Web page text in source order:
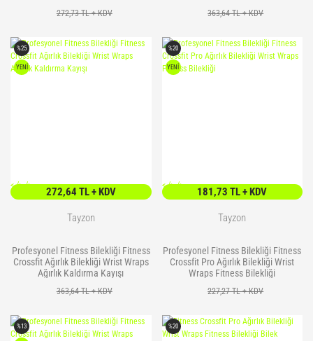
272,73 TL + KDV 363,64 TL + KDV
%25
YENİ
</> />
272,64 TL + KDV
Tayzon
Profesyonel Fitness Bilekliği Fitness
Crossfit Ağırlık Bilekliği Wrist Wraps
Ağırlık Kaldırma Kayışı
363,64 TL + KDV
%20
YENİ
</> />
181,73 TL + KDV
Tayzon
Profesyonel Fitness Bilekliği Fitness
Crossfit Pro Ağırlık Bilekliği Wrist
Wraps Fitness Bilekliği
227,27 TL + KDV
%13 %20